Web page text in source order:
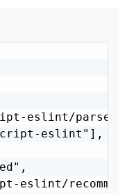
eslint/
eslint"],
eslint/